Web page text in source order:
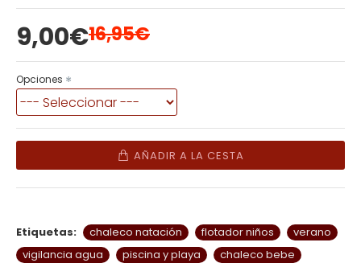
16,95€
9,00€
Opciones
AÑADIR A LA CESTA
Etiquetas: chaleco natación flotador niños
verano
vigilancia agua
piscina y playa
chaleco bebe